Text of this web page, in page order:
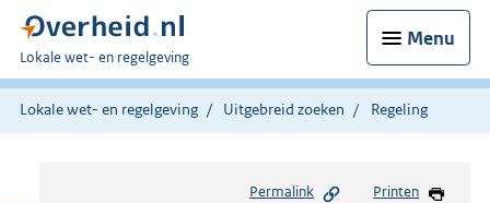
Menu
U
bent
hier:
Lokale wet- en regelgeving
Lokale wet- en regelgeving Uitgebreid zoeken Regeling
Permalink Printen